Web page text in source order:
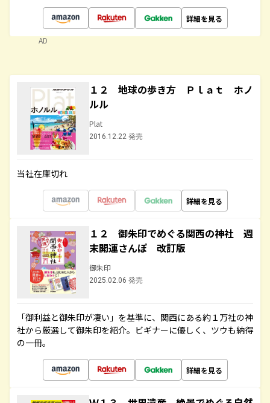
詳細を見る
AD
１２ 地球の歩き方 Ｐｌａｔ ホノ
ルル
Plat
2016.12.22 発売
当社在庫切れ
詳細を見る
１２ 御朱印でめぐる関西の神社 週
末開運さんぽ 改訂版
御朱印
2025.02.06 発売
「御利益と御朱印が凄い」を基準に、関西にある約１万社の神
社から厳選して御朱印を紹介。ビギナーに優しく、ツウも納得
の一冊。
詳細を見る